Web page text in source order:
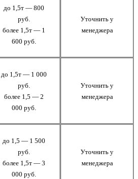
до 1,5т — 800
руб.
более 1,5т — 1
600 руб.
Уточнить у
менеджера
до 1,5т — 1 000
руб.
более 1,5 — 2
000 руб.
Уточнить у
менеджера
до 1,5 — 1 500
руб.
более 1,5т — 3
000 руб.
Уточнить у
менеджера